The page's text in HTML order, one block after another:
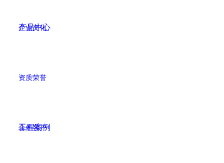
企业文化
资质荣誉
合作客户
产品中心
工程案例